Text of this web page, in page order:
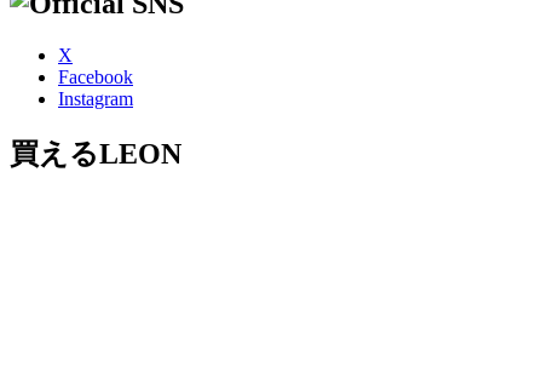
X
Facebook
Instagram
買えるLEON